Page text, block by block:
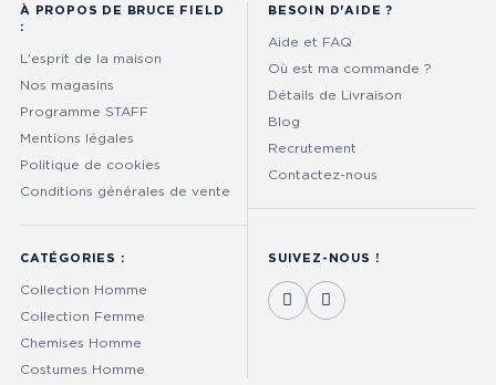
À PROPOS DE BRUCE FIELD
:
L'esprit de la maison
Nos magasins
Programme STAFF
Mentions légales
Politique de cookies
Conditions générales de vente
BESOIN D'AIDE ?
Aide et FAQ
Où est ma commande ?
Détails de Livraison
Blog
Recrutement
Contactez-nous
CATÉGORIES :
Collection Homme
Collection Femme
Chemises Homme
Costumes Homme
SUIVEZ-NOUS !